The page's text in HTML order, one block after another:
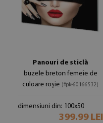
Panouri de sticlă
buzele breton femeie de
culoare roșie (#pk-60166532)
dimensiuni din: 100x50
399.99 LEI